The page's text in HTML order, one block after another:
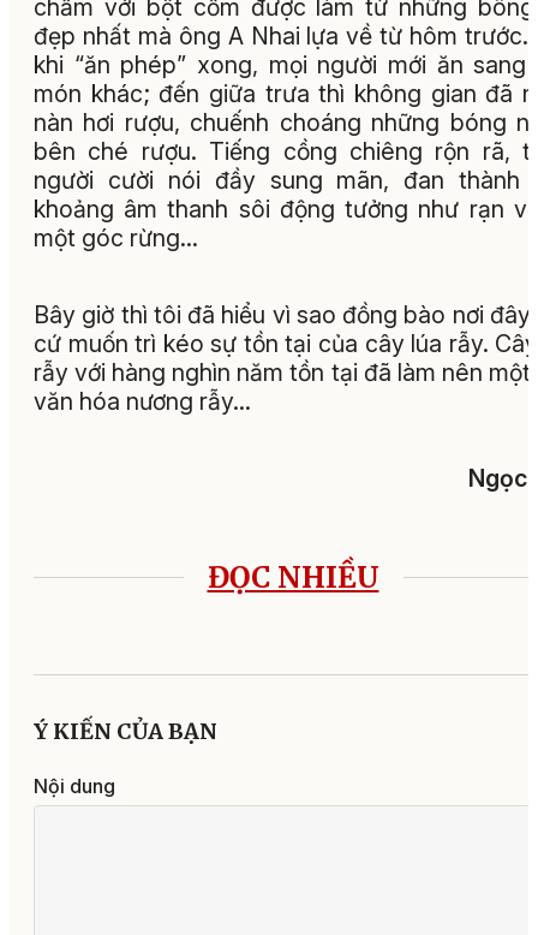
chấm với bột cốm được làm từ những
đẹp nhất mà ông A Nhai lựa về từ hôm trước.
khi “ăn phép” xong, mọi người mới ăn sang
món khác; đến giữa trưa thì không gian đã
nàn hơi rượu, chuếnh choáng những bóng
bên ché rượu. Tiếng cồng chiêng rộn rã,
người cười nói đầy sung mãn, đan thành
khoảng âm thanh sôi động tưởng như rạn
một góc rừng…
Bây giờ thì tôi đã hiểu vì sao đồng bào nơi đây
cứ muốn trì kéo sự tồn tại của cây lúa rẫy.
rẫy với hàng nghìn năm tồn tại đã làm nên một
văn hóa nương rẫy…
Ngọc
ĐỌC NHIỀU
Ý KIẾN CỦA BẠN
Nội dung